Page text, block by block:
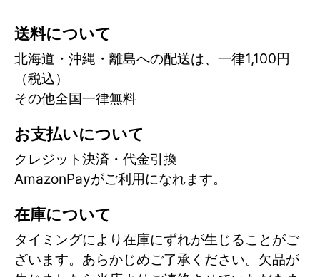
送料について
北海道・沖縄・離島への配送は、一律1,100円
（税込）
その他全国一律無料
お支払いについて
クレジット決済・代金引換
AmazonPayがご利用になれます。
在庫について
タイミングにより在庫にずれが生じることがご
ざいます。あらかじめご了承ください。欠品が